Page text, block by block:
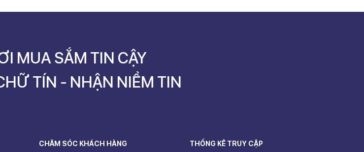
MUA SẮM TIN CẬY
TÍN - NHẬN NIỀM TIN
CHĂM SÓC KHÁCH HÀNG THỐNG KÊ TRUY CẬP